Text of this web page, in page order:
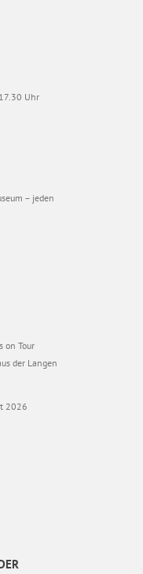
Uhr
– jeden
on Tour
der Langen
2026